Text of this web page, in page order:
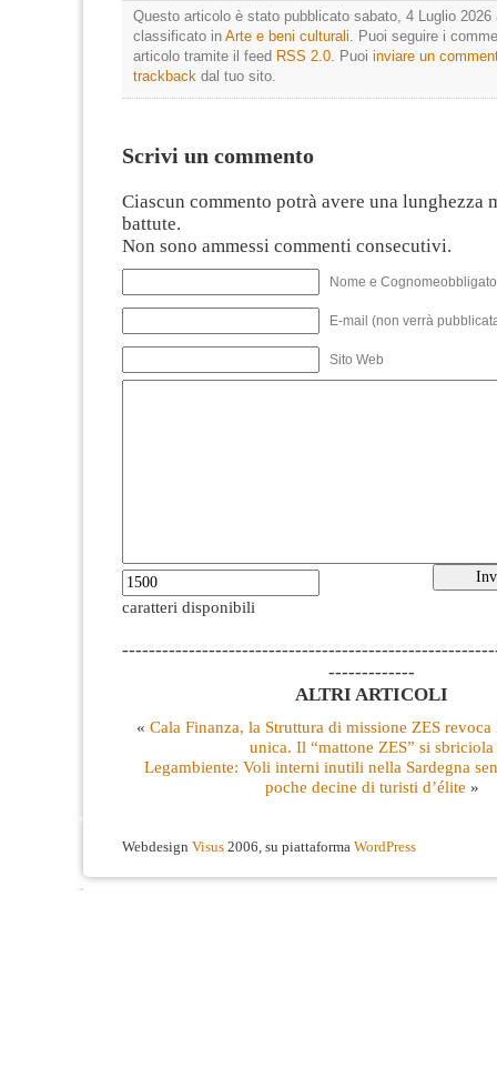
Questo articolo è stato pubblicato sabato, 4 Luglio 2026
classificato in Arte e beni culturali. Puoi seguire i
articolo tramite il feed RSS 2.0. Puoi inviare un
trackback dal tuo sito.
Scrivi un commento
Ciascun commento potrà avere una lunghezza
battute.
Non sono ammessi commenti consecutivi.
Nome e
E-mail (non verrà
Sito Web
caratteri disponibili
-------------
ALTRI ARTICOLI
« Cala Finanza, la Struttura di missione ZES revoca
unica. Il “mattone ZES” si sbriciola
Legambiente: Voli interni inutili nella Sardegna
poche decine di turisti d’élite »
Webdesign Visus 2006, su piattaforma WordPress